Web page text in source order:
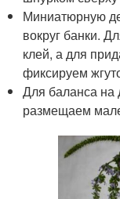
Миниатюрную
вокруг банки.
клей, а для
фиксируем
Для баланса на
размещаем